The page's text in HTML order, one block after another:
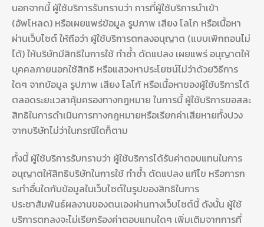
นอกจากนี้ ผู้ใช้บริการรับทราบว่า การที่ผู้ใช้บริการนำเข้า
(อัพโหลด) หรือเผยแพร่ข้อมูล รูปภาพ เสียง โลโก หรือเนื้อหา
ผ่านเว็บไซต์ ให้ถือว่า ผู้ใช้บริการตกลงอนุญาต (แบบเพิกถอนไม่
ได้) ให้บริษัทมีสิทธิในการใช้ ทำซ้ำ ดัดแปลง เผยแพร่ อนุญาตให้
บุคคลภายนอกใช้สิทธิ หรือแสวงหาประโยชน์ไม่ว่าด้วยวิธีการ
ใดๆ จากข้อมูล รูปภาพ เสียง โลโก้ หรือเนื้อหาของผู้ใช้บริการได้
ตลอดระยะเวลาคุ้มครองทางกฎหมาย ในการนี้ ผู้ใช้บริการขอสละ
สิทธิในการดำเนินการทางกฎหมายหรือเรียกค่าเสียหายทั้งปวง
จากบริษัทไม่ว่าในกรณีใดก็ตาม
ทั้งนี้ ผู้ใช้บริการรับทราบว่า ผู้ใช้บริการได้รับค่าตอบแทนในการ
อนุญาตให้สิทธิบริษัทในการใช้ ทำซ้ำ ดัดแปลง แก้ไข หรือการก
ระทำอื่นใดกับข้อมูลในเว็บไซต์ในรูปของสิทธิในการ
ประชาสัมพันธ์ผลงานของตนเองผ่านทางเว็บไซต์นี้ ดังนั้น ผู้ใช้
บริการตกลงจะไม่เรียกร้องค่าตอบแทนใดๆ เพิ่มเติมจากการที่